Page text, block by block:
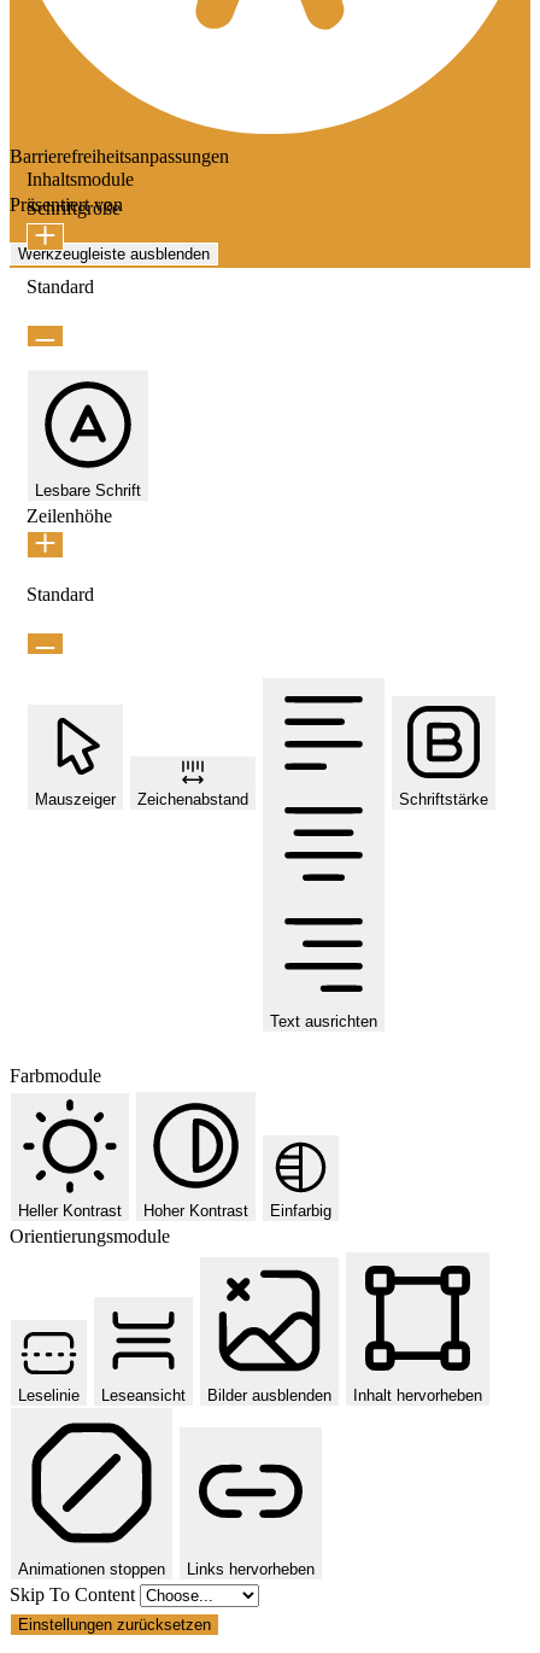
Barrierefreiheitsanpassungen
Präsentiert von
Werkzeugleiste ausblenden
Inhaltsmodule
Schriftgröße
Standard
Lesbare Schrift
Zeilenhöhe
Standard
Mauszeiger Zeichenabstand
Text ausrichten
Schriftstärke
Farbmodule
Heller Kontrast Hoher Kontrast Einfarbig
Orientierungsmodule
Leselinie Leseansicht Bilder ausblenden Inhalt hervorheben
Animationen stoppen Links hervorheben
Skip To Content
Einstellungen zurücksetzen